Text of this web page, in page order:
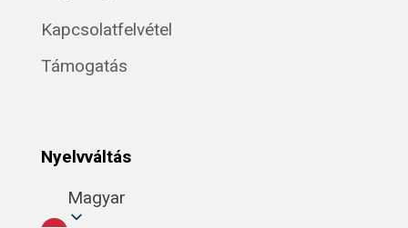
Kapcsolatfelvétel
Támogatás
Nyelvváltás
Magyar